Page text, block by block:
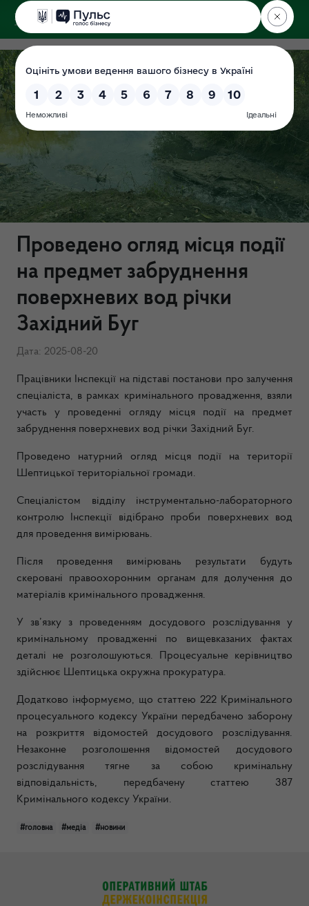
ДЕРЖЕКОІНСПЕКЦІЯ
у Львівській області
Проведено огляд місця події
на предмет забруднення
поверхневих вод річки
Західний Буг
Дата: 2025-08-20
Працівники Інспекції на підставі постанови про залучення
спеціаліста, в рамках кримінального провадження, взяли
участь у проведенні огляду місця події на предмет
забруднення поверхневих вод річки Західний Буг.
Проведено натурний огляд місця події на території
Шептицької територіальної громади.
Спеціалістом відділу інструментально-лабораторного
контролю Інспекції відібрано проби поверхневих вод
для проведення вимірювань.
Після проведення вимірювань результати будуть
скеровані правоохоронним органам для долучення до
матеріалів кримінального провадження.
У зв’язку з проведенням досудового розслідування у
кримінальному провадженні по вищевказаних фактах
деталі не розголошуються. Процесуальне керівництво
здійснює Шептицька окружна прокуратура.
Додатково інформуємо, що статтею 222 Кримінального
процесуального кодексу України передбачено заборону
на розкриття відомостей досудового розслідування.
Незаконне розголошення відомостей досудового
розслідування тягне за собою кримінальну
відповідальність, передбачену статтею 387
Кримінального кодексу України.
#головна #медіа #новини